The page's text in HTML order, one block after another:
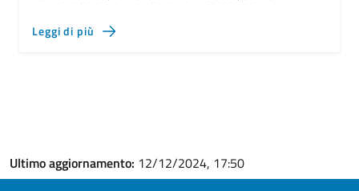
Leggi di più
Ultimo aggiornamento: 12/12/2024, 17:50